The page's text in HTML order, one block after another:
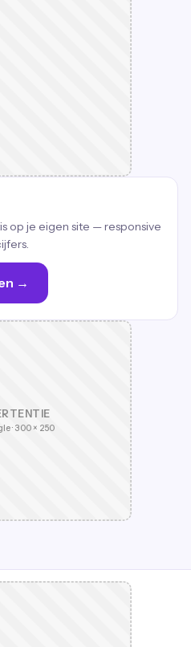
op je eigen site — responsive
→
· 300 × 250